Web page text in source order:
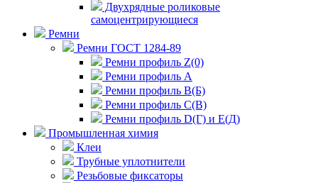
Двухрядные роликовые
самоцентрирующиеся
Ремни
Ремни ГОСТ 1284-89
Ремни профиль Z(0)
Ремни профиль А
Ремни профиль В(Б)
Ремни профиль С(В)
Ремни профиль D(Г) и E(Д)
Промышленная химия
Клеи
Трубные уплотнители
Резьбовые фиксаторы